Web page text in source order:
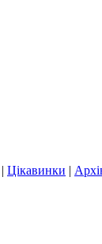
| Цікавинки |